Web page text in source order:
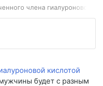
члена гиалуроновой
будет с разным